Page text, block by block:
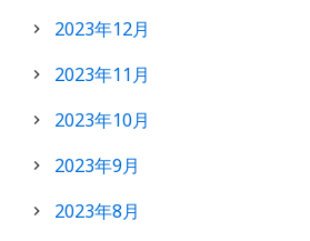
2023年12月
2023年11月
2023年10月
2023年9月
2023年8月